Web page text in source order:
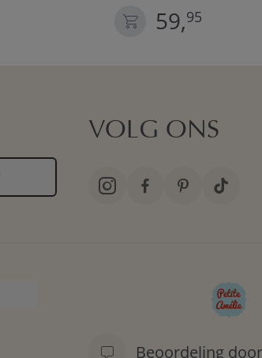
59,95
VOLG ONS
Beoordeling